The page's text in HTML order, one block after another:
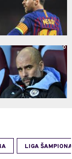
0
LIGA ŠAMPIONA